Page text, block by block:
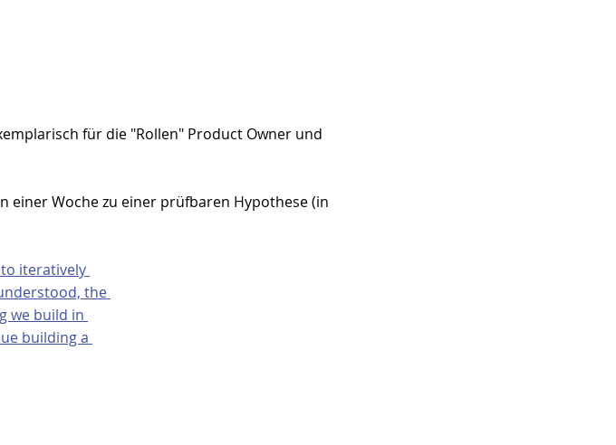
für die "Rollen" Product Owner und
einer Woche zu einer prüfbaren Hypothese (in
iteratively
the
we build in
building a